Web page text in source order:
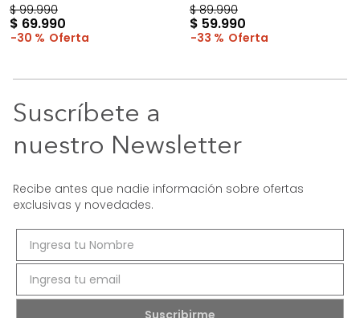
$ 99.990
$ 69.990
30 %
$ 89.990
$ 59.990
33 %
Suscríbete a
nuestro Newsletter
Recibe antes que nadie información sobre ofertas
exclusivas y novedades.